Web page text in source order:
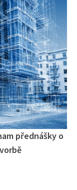
přednášky o